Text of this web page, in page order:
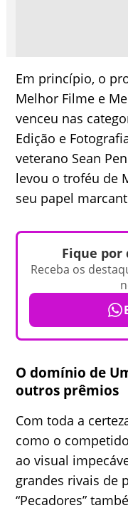
Em princípio, o
Melhor Filme e
venceu nas
Edição e
veterano Sean
levou o troféu de
seu papel
Fique por
Receba os
O domínio de
outros prêmios
Com toda a
como o
ao visual
grandes rivais de
“Pecadores”